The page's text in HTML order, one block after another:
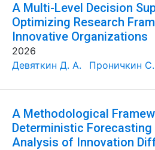
A Multi-Level Decision
Optimizing Research
Innovative Organizations
2026
Девяткин Д. А.
Проничкин
A Methodological
Deterministic
Analysis of Innovation